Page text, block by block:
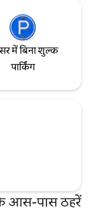
में बिना शुल्क
पार्किंग
आस-पास ठहरें